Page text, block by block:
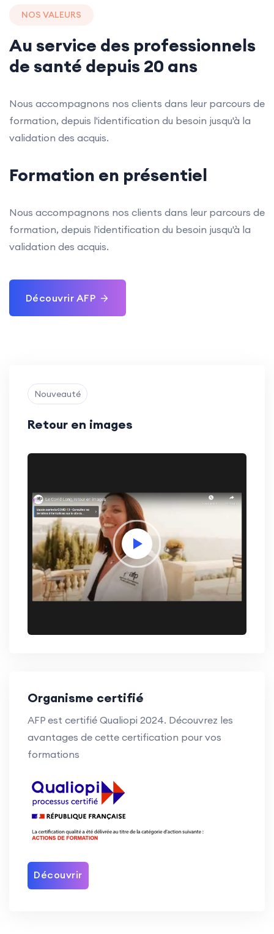
NOS VALEURS
Au service des professionnels
de santé depuis 20 ans
Nous accompagnons nos clients dans leur parcours de
formation, depuis l'identification du besoin jusqu'à la
validation des acquis.
Formation en présentiel
Nous accompagnons nos clients dans leur parcours de
formation, depuis l'identification du besoin jusqu'à la
validation des acquis.
Découvrir AFP
Nouveauté
Retour en images
Organisme certifié
AFP est certifié Qualiopi 2024. Découvrez les
avantages de cette certification pour vos
formations
Découvrir